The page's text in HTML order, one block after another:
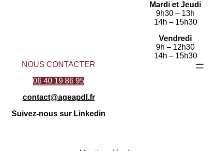
Mardi et Jeudi
9h30 – 13h
14h – 15h30
Vendredi
9h – 12h30
14h – 15h30
NOUS CONTACTER
06 40 19 86 95
contact@ageapdl.fr
Suivez-nous sur Linkedin